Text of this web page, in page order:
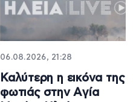
06.08.2026, 21:28
Καλύτερη η εικόνα της
φωτιάς στην Aγία